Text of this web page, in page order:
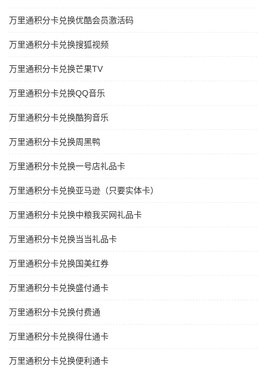
万里通积分卡兑换优酷会员激活码
万里通积分卡兑换搜狐视频
万里通积分卡兑换芒果TV
万里通积分卡兑换QQ音乐
万里通积分卡兑换酷狗音乐
万里通积分卡兑换周黑鸭
万里通积分卡兑换一号店礼品卡
万里通积分卡兑换亚马逊（只要实体卡）
万里通积分卡兑换中粮我买网礼品卡
万里通积分卡兑换当当礼品卡
万里通积分卡兑换国美红券
万里通积分卡兑换盛付通卡
万里通积分卡兑换付费通
万里通积分卡兑换得仕通卡
万里通积分卡兑换便利通卡